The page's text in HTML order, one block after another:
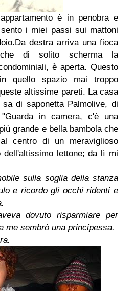
è in penobra e
i miei passi sui mattoni
destra arriva una fioca
di solito scherma la
è aperta. Questo
quello spazio mai troppo
altissime pareti. La casa
di saponetta Palmolive, di
in camera, c'è una
grande e bella bambola che
centro di un meraviglioso
lettone; da lì mi
sulla soglia della stanza
e ricordo gli occhi ridenti e
dovuto risparmiare per
me sembrò una principessa.